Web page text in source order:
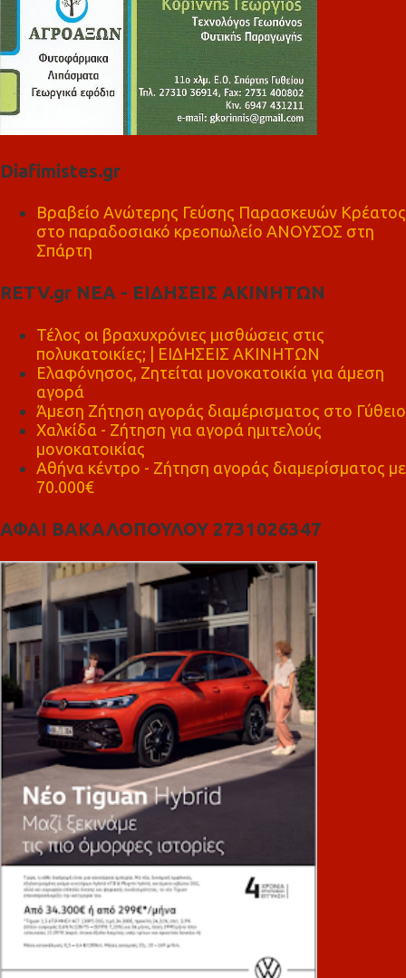
Diafimistes.gr
Βραβείο Ανώτερης Γεύσης Παρασκευών Κρέατος
στο παραδοσιακό κρεοπωλείο ΑΝΟΥΣΟΣ στη
Σπάρτη
RETV.gr ΝΕΑ - ΕΙΔΗΣΕΙΣ ΑΚΙΝΗΤΩΝ
Τέλος οι βραχυχρόνιες μισθώσεις στις
πολυκατοικίες; | ΕΙΔΗΣΕΙΣ ΑΚΙΝΗΤΩΝ
Ελαφόνησος, Ζητείται μονοκατοικία για άμεση
αγορά
Άμεση Ζήτηση αγοράς διαμέρισματος στο Γύθειο
Χαλκίδα - Ζήτηση για αγορά ημιτελούς
μονοκατοικίας
Αθήνα κέντρο - Ζήτηση αγοράς διαμερίσματος με
70.000€
ΑΦΑΙ ΒΑΚΑΛΟΠΟΥΛΟΥ 2731026347